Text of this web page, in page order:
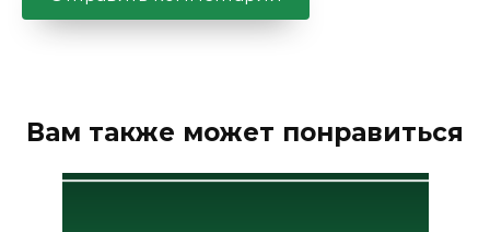
Вам также может понравиться